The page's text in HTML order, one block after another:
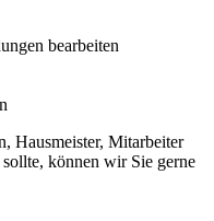
bearbeiten
Hausmeister, Mitarbeiter
können wir Sie gerne